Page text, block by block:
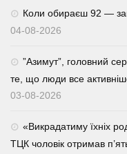
Коли обираєш 92 —
04-08-2026
⁨”Азимут”, головний
те, що люди все
03-08-2026
«Викрадатиму їхніх
ТЦК чоловік отримав